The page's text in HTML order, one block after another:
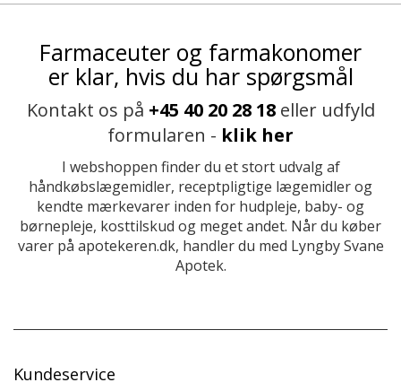
Farmaceuter og farmakonomer
er klar, hvis du har spørgsmål
Kontakt os på +45 40 20 28 18eller udfyld
formularen - klik her
I webshoppen finder du et stort udvalg af
håndkøbslægemidler, receptpligtige lægemidler og
kendte mærkevarer inden for hudpleje, baby- og
børnepleje, kosttilskud og meget andet. Når du køber
varer på apotekeren.dk, handler du med Lyngby Svane
Apotek.
Kundeservice